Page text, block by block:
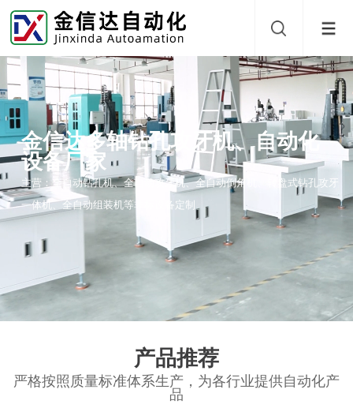
金信达多轴钻孔攻牙机、自动化
设备厂家
主营：全自动钻孔机、全自动攻牙机、全自动倒角机、转盘式钻孔攻牙
一体机、全自动组装机等非标设备定制
产品推荐
严格按照质量标准体系生产，为各行业提供自动化产
品